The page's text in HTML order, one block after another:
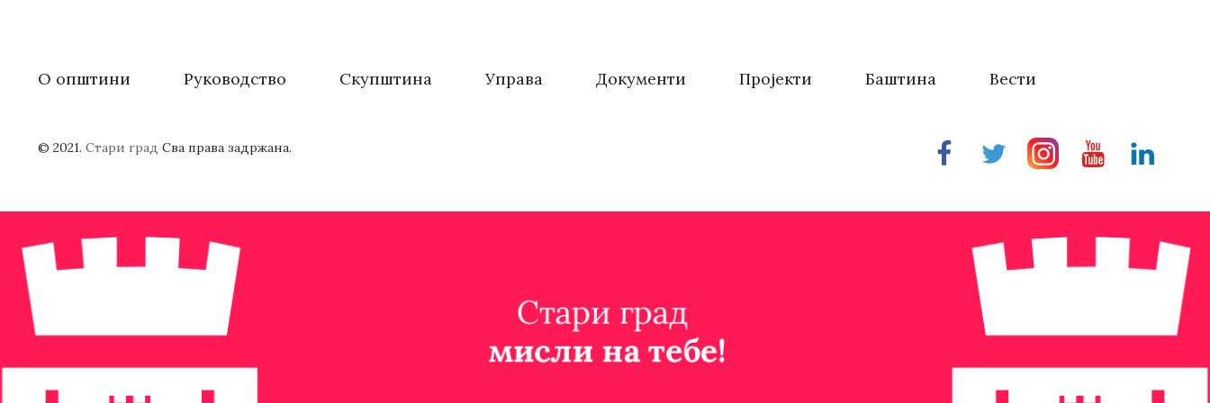
О општини Руководство Скупштина Управа Документи Пројекти Баштина Вести
FacebookTwitterInstragramYoutubeLinkedin
© 2021. Стари град Сва права задржана.